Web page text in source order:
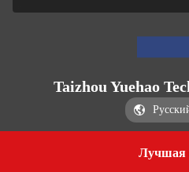
Лучшая
Taizhou Yuehao
Taizhou Yuehao